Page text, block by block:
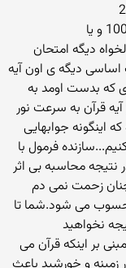
شما می تونی اینکارو برای اعداد 1000000000000 و یا
یا هرد عدد دلخواه دیگه امتحان
اساسی دیگه ی اون آیه
که بدست اومد به
قرآن به سرعت نور
اینگونه جوابهایی
فرمول با
در نتیجه محاسبه بی اثر
زحمت نمی دم
می شود.شما تا
نخواهید
بر اینکه قرآن می